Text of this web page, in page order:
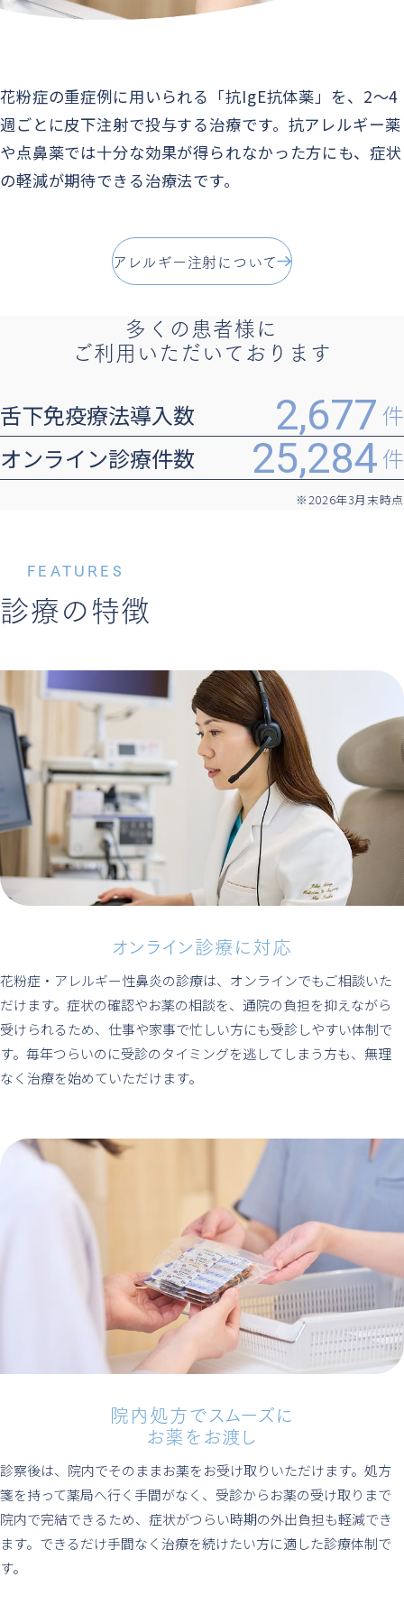
花粉症の重症例に用いられる「抗IgE抗体薬」を、2〜4
週ごとに皮下注射で投与する治療です。抗アレルギー薬
や点鼻薬では十分な効果が得られなかった方にも、症状
の軽減が期待できる治療法です。
アレルギー注射について
多くの患者様に
ご利用いただいております
舌下免疫療法導入数 2,677 件
オンライン診療件数
25,284 件
※2026年3月末時点
FEATURES
診療の特徴
オンライン診療に対応
花粉症・アレルギー性鼻炎の診療は、オンラインでもご相談いた
だけます。症状の確認やお薬の相談を、通院の負担を抑えながら
受けられるため、仕事や家事で忙しい方にも受診しやすい体制で
す。毎年つらいのに受診のタイミングを逃してしまう方も、無理
なく治療を始めていただけます。
院内処方でスムーズに
お薬をお渡し
診察後は、院内でそのままお薬をお受け取りいただけます。処方
箋を持って薬局へ行く手間がなく、受診からお薬の受け取りまで
院内で完結できるため、症状がつらい時期の外出負担も軽減でき
ます。できるだけ手間なく治療を続けたい方に適した診療体制で
す。